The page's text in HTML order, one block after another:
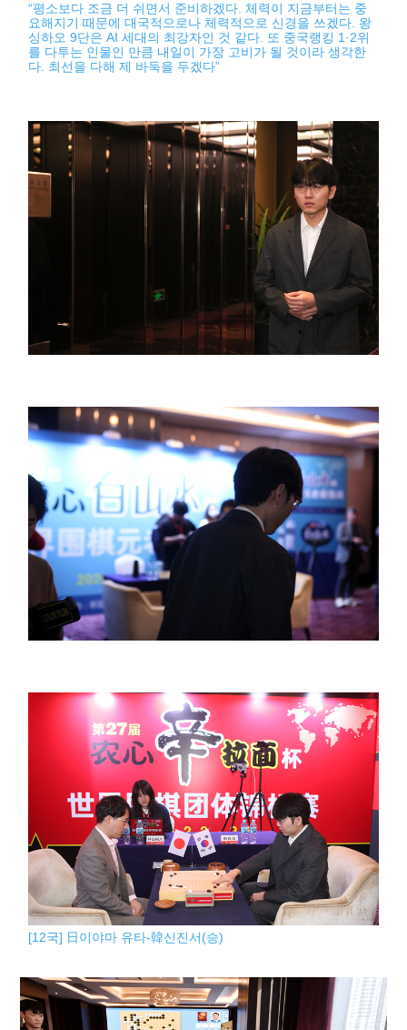
“평소보다 조금 더 쉬면서 준비하겠다. 체력이 지금부터는 중
요해지기 때문에 대국적으로나 체력적으로 신경을 쓰겠다. 왕
싱하오 9단은 AI 세대의 최강자인 것 같다. 또 중국랭킹 1·2위
를 다투는 인물인 만큼 내일이 가장 고비가 될 것이라 생각한
다. 최선을 다해 제 바둑을 두겠다”
[12국] 日이야마 유타-韓신진서(승)